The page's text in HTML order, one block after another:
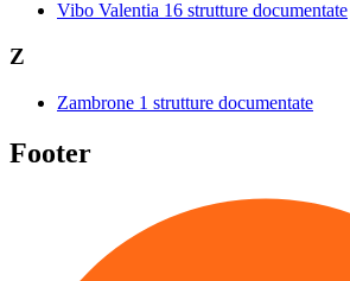
Vibo Valentia 16 strutture documentate
Z
Zambrone 1 strutture documentate
Footer